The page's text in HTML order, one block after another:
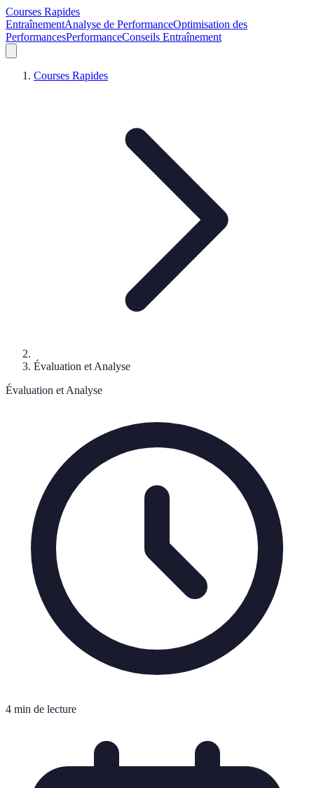
Courses Rapides
EntraînementAnalyse de PerformanceOptimisation des
PerformancesPerformanceConseils Entraînement
Courses Rapides
Évaluation et Analyse
Évaluation et Analyse
4 min de lecture